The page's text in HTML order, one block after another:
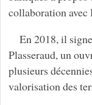
collaboration
En 2018, il
Plasseraud, un
plusieurs
valorisation des